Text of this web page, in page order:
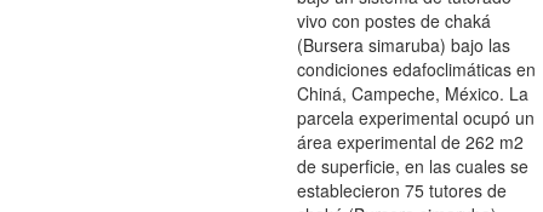
vivo con postes de chaká
(Bursera simaruba) bajo las
condiciones edafoclimáticas en
Chiná, Campeche, México. La
parcela experimental ocupó un
área experimental de 262 m2
de superficie, en las cuales se
establecieron 75 tutores de